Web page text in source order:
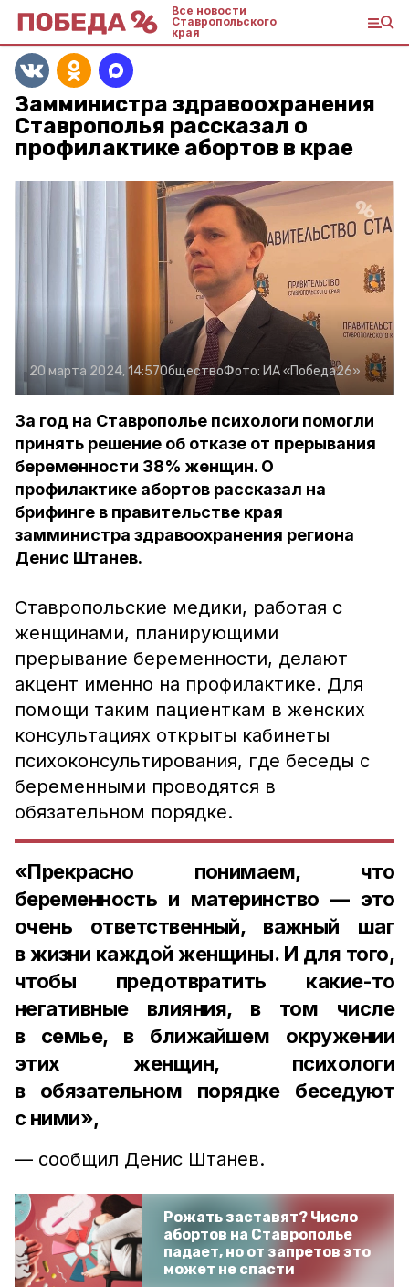
Все новости
Ставропольского
края
Замминистра здравоохранения
Ставрополья рассказал о
профилактике абортов в крае
20 марта 2024, 14:57ОбществоФото: ИА «Победа26»
За год на Ставрополье психологи помогли
принять решение об отказе от прерывания
беременности 38% женщин. О
профилактике абортов рассказал на
брифинге в правительстве края
замминистра здравоохранения региона
Денис Штанев.
Ставропольские медики, работая с
женщинами, планирующими
прерывание беременности, делают
акцент именно на профилактике. Для
помощи таким пациенткам в женских
консультациях открыты кабинеты
психоконсультирования, где беседы с
беременными проводятся в
обязательном порядке.
«Прекрасно понимаем, что
беременность и материнство — это
очень ответственный, важный шаг
в жизни каждой женщины. И для того,
чтобы предотвратить какие-то
негативные влияния, в том числе
в семье, в ближайшем окружении
этих женщин, психологи
в обязательном порядке беседуют
с ними»,
— сообщил Денис Штанев.
Рожать заставят? Число
абортов на Ставрополье
падает, но от запретов это
может не спасти